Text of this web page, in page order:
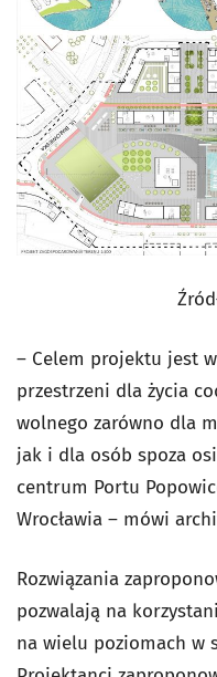
– Celem projektu jest
przestrzeni dla życia
wolnego zarówno dla
jak i dla osób spoza
centrum Portu
Wrocławia – mówi
Rozwiązania
pozwalają na
na wielu poziomach w